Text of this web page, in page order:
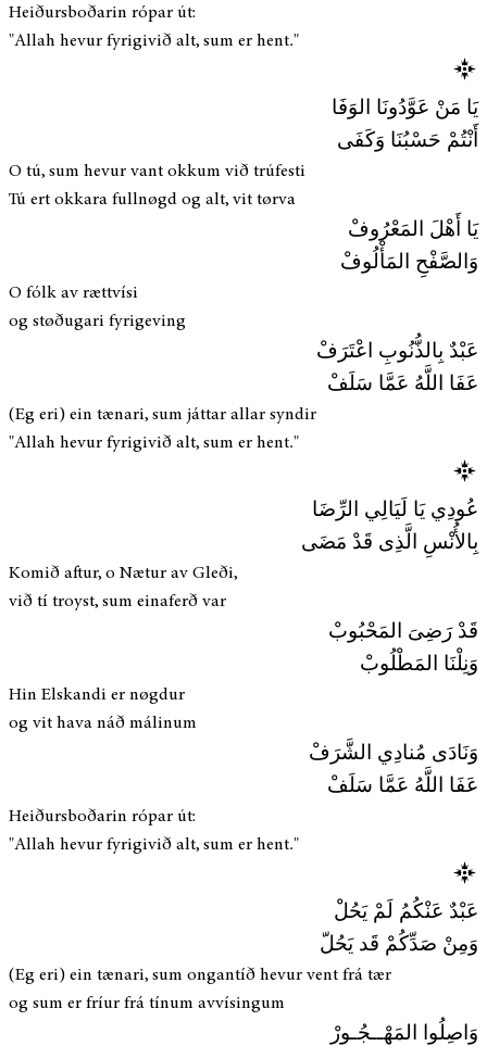
Heiðursboðarin rópar út:
"Allah hevur fyrigivið alt, sum er hent."
يَا مَنْ عَوَّدُونَا الوَفَا
أَنْتُمْ حَسْبُنَا وَكَفَى
O tú, sum hevur vant okkum við trúfesti
Tú ert okkara fullnøgd og alt, vit tørva
يَا أَهْلَ المَعْرُوفْ
وَالصَّفْحِ المَأْلُوفْ
O fólk av rættvísi
og støðugari fyrigeving
عَبْدٌ بِالذُّنُوبِ اعْتَرَفْ
عَفَا اللَّهُ عَمَّا سَلَفْ
(Eg eri) ein tænari, sum játtar allar syndir
"Allah hevur fyrigivið alt, sum er hent."
عُودِي يَا لَيَالِي الرِّضَا
بِالأُنْسِ الَّذِى قَدْ مَضَى
Komið aftur, o Nætur av Gleði,
við tí troyst, sum einaferð var
قَدْ رَضِىَ المَحْبُوبْ
وَنِلْنَا المَطْلُوبْ
Hin Elskandi er nøgdur
og vit hava náð málinum
وَنَادَى مُنادِي الشَّرَفْ
عَفَا اللَّهُ عَمَّا سَلَفْ
Heiðursboðarin rópar út:
"Allah hevur fyrigivið alt, sum er hent."
عَبْدٌ عَنْكُمُ لَمْ يَحُلْ
وَمِنْ صَدِّكُمْ قَد يَحُلّ
(Eg eri) ein tænari, sum ongantíð hevur vent frá tær
og sum er fríur frá tínum avvísingum
وَاصِلُوا المَهْــجُـورْ